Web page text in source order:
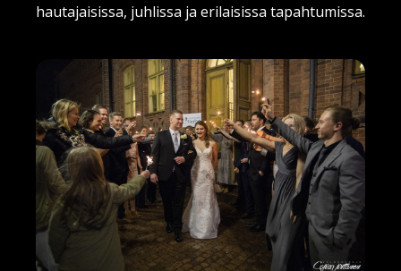
hautajaisissa, juhlissa ja erilaisissa tapahtumissa.